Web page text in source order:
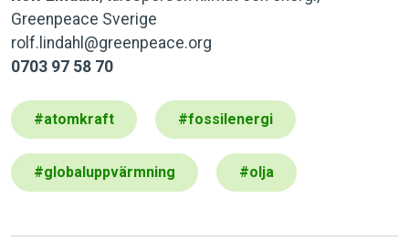
Greenpeace Sverige
rolf.lindahl@greenpeace.org
0703 97 58 70
#atomkraft #fossilenergi
#globaluppvärmning #olja